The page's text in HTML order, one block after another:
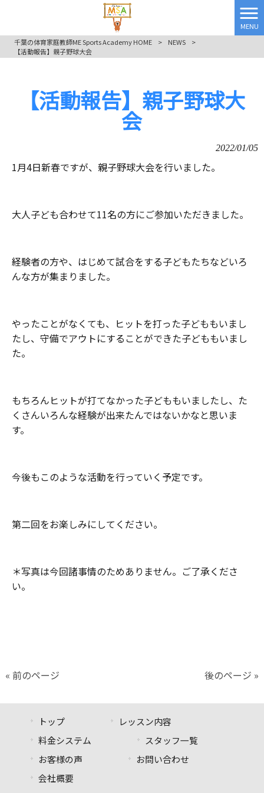
MENU
千葉の体育家庭教師ME Sports Academy HOME
> NEWS
>
【活動報告】親子野球大会
【活動報告】親子野球大
会
2022/01/05
1月4日新春ですが、親子野球大会を行いました。
大人子ども合わせて11名の方にご参加いただきました。
経験者の方や、はじめて試合をする子どもたちなどいろ
んな方が集まりました。
やったことがなくても、ヒットを打った子どももいまし
たし、守備でアウトにすることができた子どももいまし
た。
もちろんヒットが打てなかった子どももいましたし、た
くさんいろんな経験が出来たんではないかなと思いま
す。
今後もこのような活動を行っていく予定です。
第二回をお楽しみにしてください。
＊写真は今回諸事情のためありません。ご了承くださ
い。
« 前のページ 後のページ »
トップ
レッスン内容
料金システム
スタッフ一覧
お客様の声
お問い合わせ
会社概要